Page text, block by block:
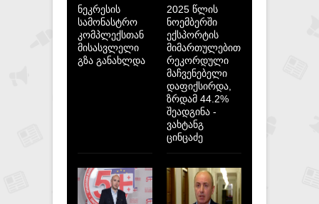
ნეკრესის
სამონასტრო
კომპლექსთან
მისასვლელი
გზა განახლდა
2025 წლის
ნოემბერში
ექსპორტის
მიმართულებით
რეკორდული
მაჩვენებელი
დაფიქსირდა,
ზრდამ 44.2%
შეადგინა -
ვახტანგ
ცინცაძე